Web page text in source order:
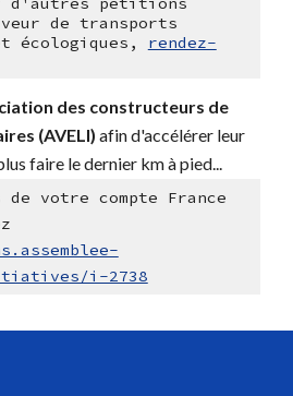
de transports
écologiques, rendez-
des constructeurs de
(AVELI)afin d'accélérer leur
faire le dernier km à pied...
de votre compte France
i-2738